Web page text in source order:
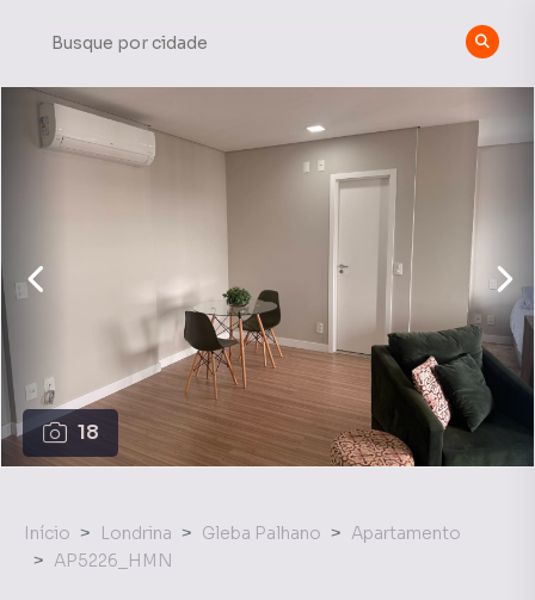
18
Início Londrina Gleba Palhano
Apartamento
AP5226_HMN